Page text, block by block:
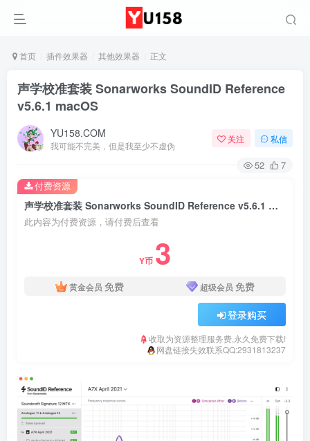
首页 插件效果器 其他效果器 正文
声学校准套装 Sonarworks SoundID Reference
v5.6.1 macOS
YU158.COM
我可能不完美，但是我至少不虚伪
关注 私信
52 7
声学校准套装 Sonarworks SoundID Reference v5.6.1 macOS
此内容为付费资源，请付费后查看
Y币 3
黄金会员 免费 超级会员 免费
登录购买
收取为资源整理服务费,永久免费下载!
网盘链接失效联系QQ:2931813237
付费资源